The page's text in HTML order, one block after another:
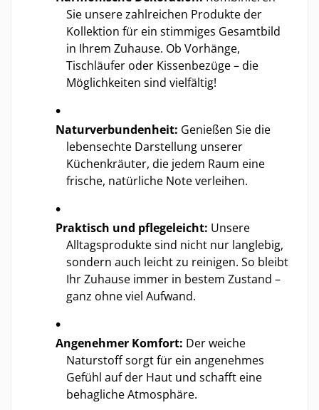
Sie unsere zahlreichen Produkte der
Kollektion für ein stimmiges Gesamtbild
in Ihrem Zuhause. Ob Vorhänge,
Tischläufer oder Kissenbezüge – die
Möglichkeiten sind vielfältig!
Naturverbundenheit: Genießen Sie die
lebensechte Darstellung unserer
Küchenkräuter, die jedem Raum eine
frische, natürliche Note verleihen.
Praktisch und pflegeleicht: Unsere
Alltagsprodukte sind nicht nur langlebig,
sondern auch leicht zu reinigen. So bleibt
Ihr Zuhause immer in bestem Zustand –
ganz ohne viel Aufwand.
Angenehmer Komfort: Der weiche
Naturstoff sorgt für ein angenehmes
Gefühl auf der Haut und schafft eine
behagliche Atmosphäre.